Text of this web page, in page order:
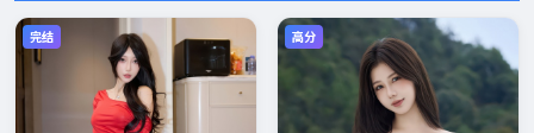
完结 高分